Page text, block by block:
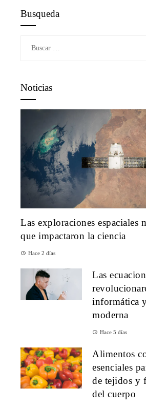
Busqueda
Noticias
Las exploraciones espaciales
que impactaron la ciencia
Hace 2 días
Las
informática
moderna
Hace 5 días
Alimentos
esenciales
de tejidos y
del cuerpo